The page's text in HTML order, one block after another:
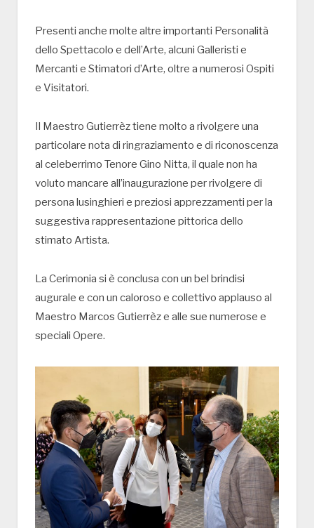
Presenti anche molte altre importanti Personalità
dello Spettacolo e dell’Arte, alcuni Galleristi e
Mercanti e Stimatori d’Arte, oltre a numerosi Ospiti
e Visitatori.
Il Maestro Gutierrèz tiene molto a rivolgere una
particolare nota di ringraziamento e di riconoscenza
al celeberrimo Tenore Gino Nitta, il quale non ha
voluto mancare all’inaugurazione per rivolgere di
persona lusinghieri e preziosi apprezzamenti per la
suggestiva rappresentazione pittorica dello
stimato Artista.
La Cerimonia si è conclusa con un bel brindisi
augurale e con un caloroso e collettivo applauso al
Maestro Marcos Gutierrèz e alle sue numerose e
speciali Opere.